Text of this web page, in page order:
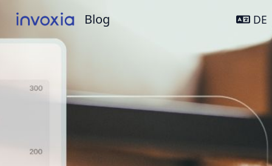
Blog Blog DE